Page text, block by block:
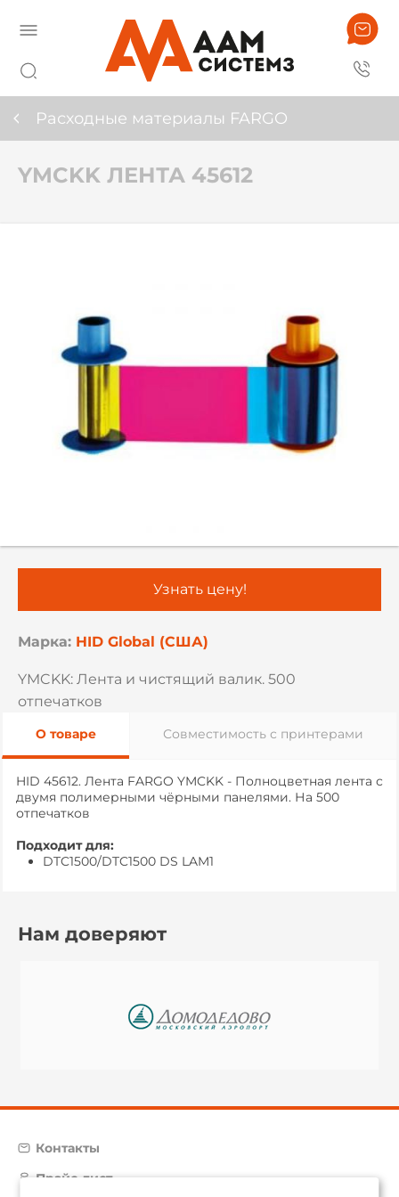
Расходные материалы FARGO
YMCKK ЛЕНТА 45612
Марка: HID Global (США)
YMCKK: Лента и чистящий валик. 500
отпечатков
Узнать цену!
О товаре Совместимость с принтерами
HID 45612. Лента FARGO YMCKK - Полноцветная лента с
двумя полимерными чёрными панелями. На 500
отпечатков
Подходит для:
DTC1500/DTC1500 DS LAM1
Нам доверяют
Контакты
Прайс-лист